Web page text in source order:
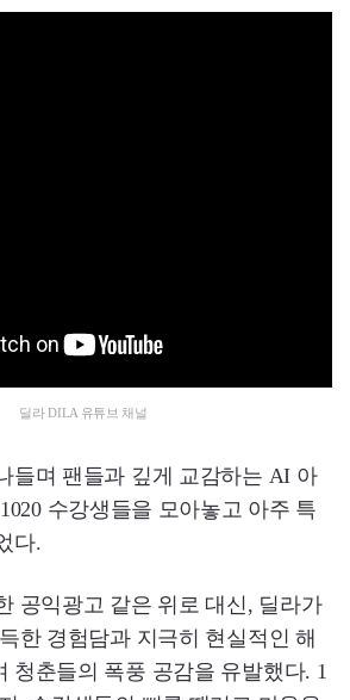
딜라 DILA 유튜브 채널
들며 팬들과 깊게 교감하는 AI 아
수강생들을 모아놓고 아주 특
다.
공익광고 같은 위로 대신, 딜라가
한 경험담과 지극히 현실적인 해
청춘들의 폭풍 공감을 유발했다. 1